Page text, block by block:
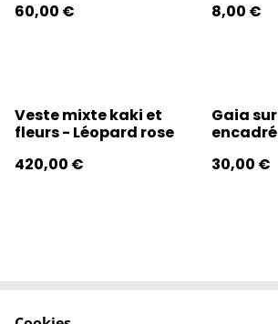
60,00 € 8,00 €
Veste mixte kaki et
fleurs - Léopard rose
420,00 €
Gaia
30,00 €